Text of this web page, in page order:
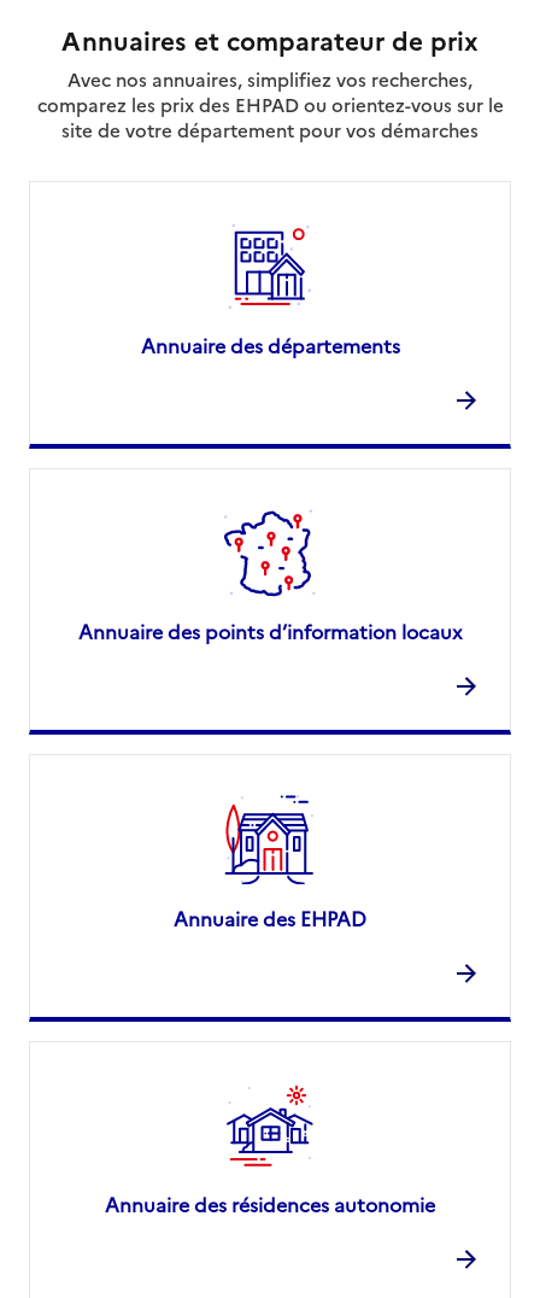
Annuaires et comparateur de prix
Avec nos annuaires, simplifiez vos recherches,
comparez les prix des EHPAD ou orientez-vous sur le
site de votre département pour vos démarches
Annuaire des départements
Annuaire des points d’information locaux
Annuaire des EHPAD
Annuaire des résidences autonomie